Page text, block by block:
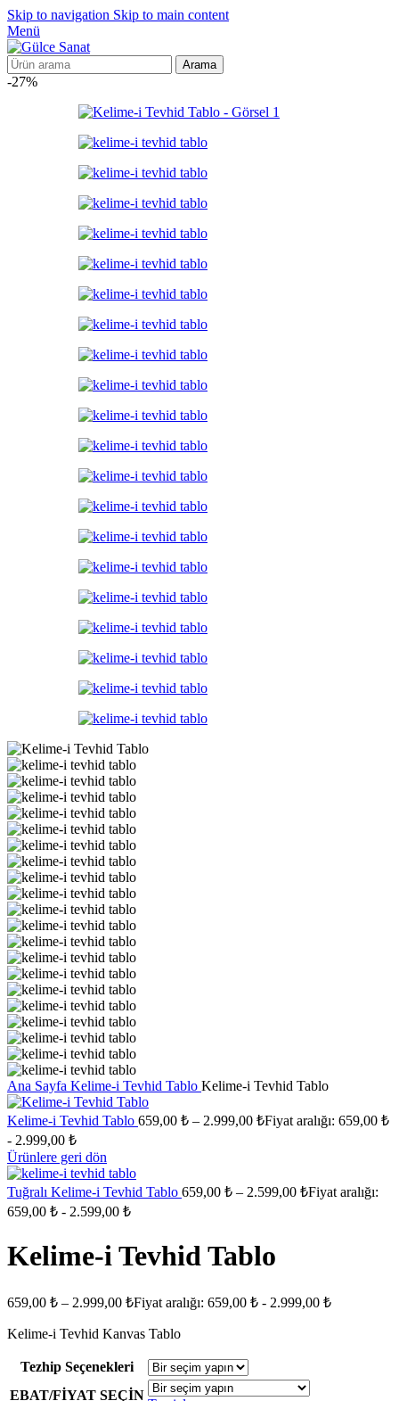
Skip to navigation Skip to main content
Menü
Arama
-27%
Ana Sayfa Kelime-i Tevhid Tablo Kelime-i Tevhid Tablo
Kelime-i Tevhid Tablo 659,00 ₺ – 2.999,00 ₺Fiyat aralığı: 659,00 ₺
- 2.999,00 ₺
Ürünlere geri dön
Tuğralı Kelime-i Tevhid Tablo 659,00 ₺ – 2.599,00 ₺Fiyat aralığı:
659,00 ₺ - 2.599,00 ₺
Kelime-i Tevhid Tablo
659,00 ₺ – 2.999,00 ₺Fiyat aralığı: 659,00 ₺ - 2.999,00 ₺
Kelime-i Tevhid Kanvas Tablo
Tezhip Seçenekleri
EBAT/FİYAT SEÇİN